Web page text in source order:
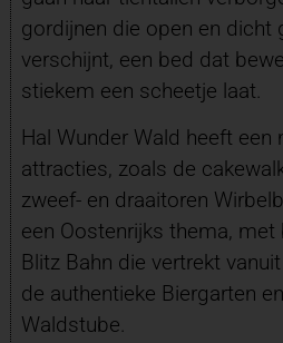
gordijnen die open en dicht
verschijnt, een bed dat
stiekem een scheetje laat.
Hal Wunder Wald heeft een
attracties, zoals de
zweef- en draaitoren
een Oostenrijks thema, met
Blitz Bahn die vertrekt
de authentieke Biergarten
Waldstube.